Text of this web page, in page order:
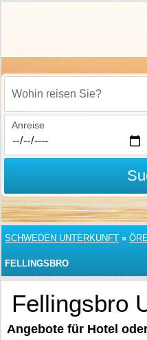
Wohin reisen Sie?
Anreise
SCHWEDEN UNTERKUNFT »
FELLINGSBRO
Fellingsbro
Angebote für Hotel